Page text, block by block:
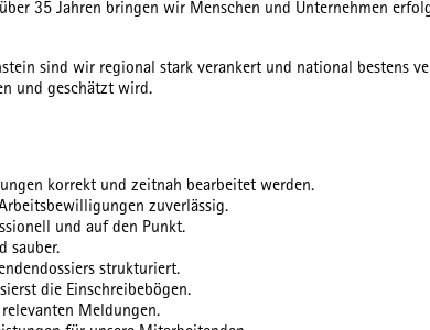
35 Jahren bringen wir Menschen und Unternehmen
sind wir regional stark verankert und national bestens
und geschätzt wird.
korrekt und zeitnah bearbeitet werden.
zuverlässig.
und auf den Punkt.
sauber.
strukturiert.
die Einschreibebögen.
Meldungen.